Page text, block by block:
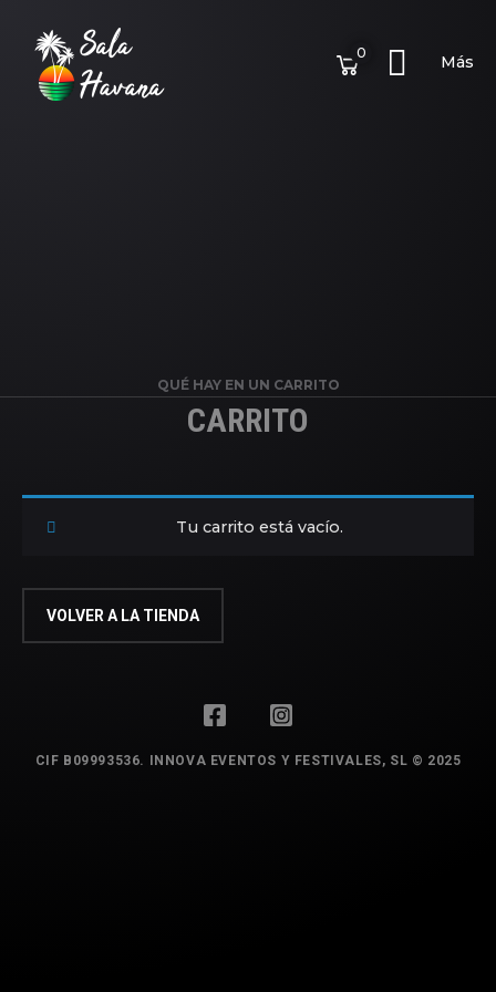
0 Más
QUÉ HAY EN UN CARRITO
CARRITO
Tu carrito está vacío.
VOLVER A LA TIENDA
CIF B09993536. INNOVA EVENTOS Y FESTIVALES, SL © 2025